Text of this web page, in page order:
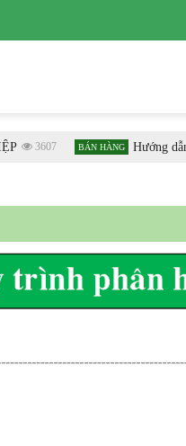
3607 BÁN HÀNG Hướng dẫn